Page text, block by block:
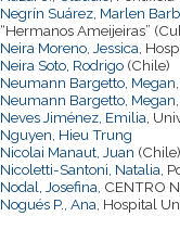
Negrín Suárez, Marlen
“Hermanos Ameijeiras”
Neira Moreno, Jessica,
Neira Soto, Rodrigo (Chile)
Neumann Bargetto, Megan
Neumann Bargetto, Megan
Neves Jiménez, Emilia,
Nguyen, Hieu Trung
Nicolai Manaut, Juan (Chile)
Nicoletti-Santoni, Natalia,
Nodal, Josefina, CENTRO
Nogués P., Ana, Hospital